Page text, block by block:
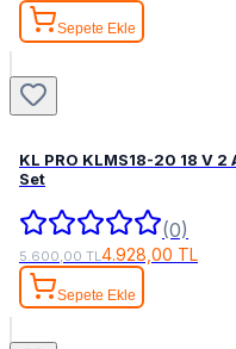
Sepete Ekle
KL PRO KLMS18-20 18 V 2 Ah Li-on Çift Akülü Vidalama Multi
Set
(0)
5.600,00 TL4.928,00 TL
Sepete Ekle